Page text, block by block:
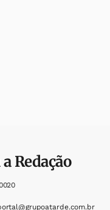
Redação